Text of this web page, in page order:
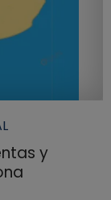
y